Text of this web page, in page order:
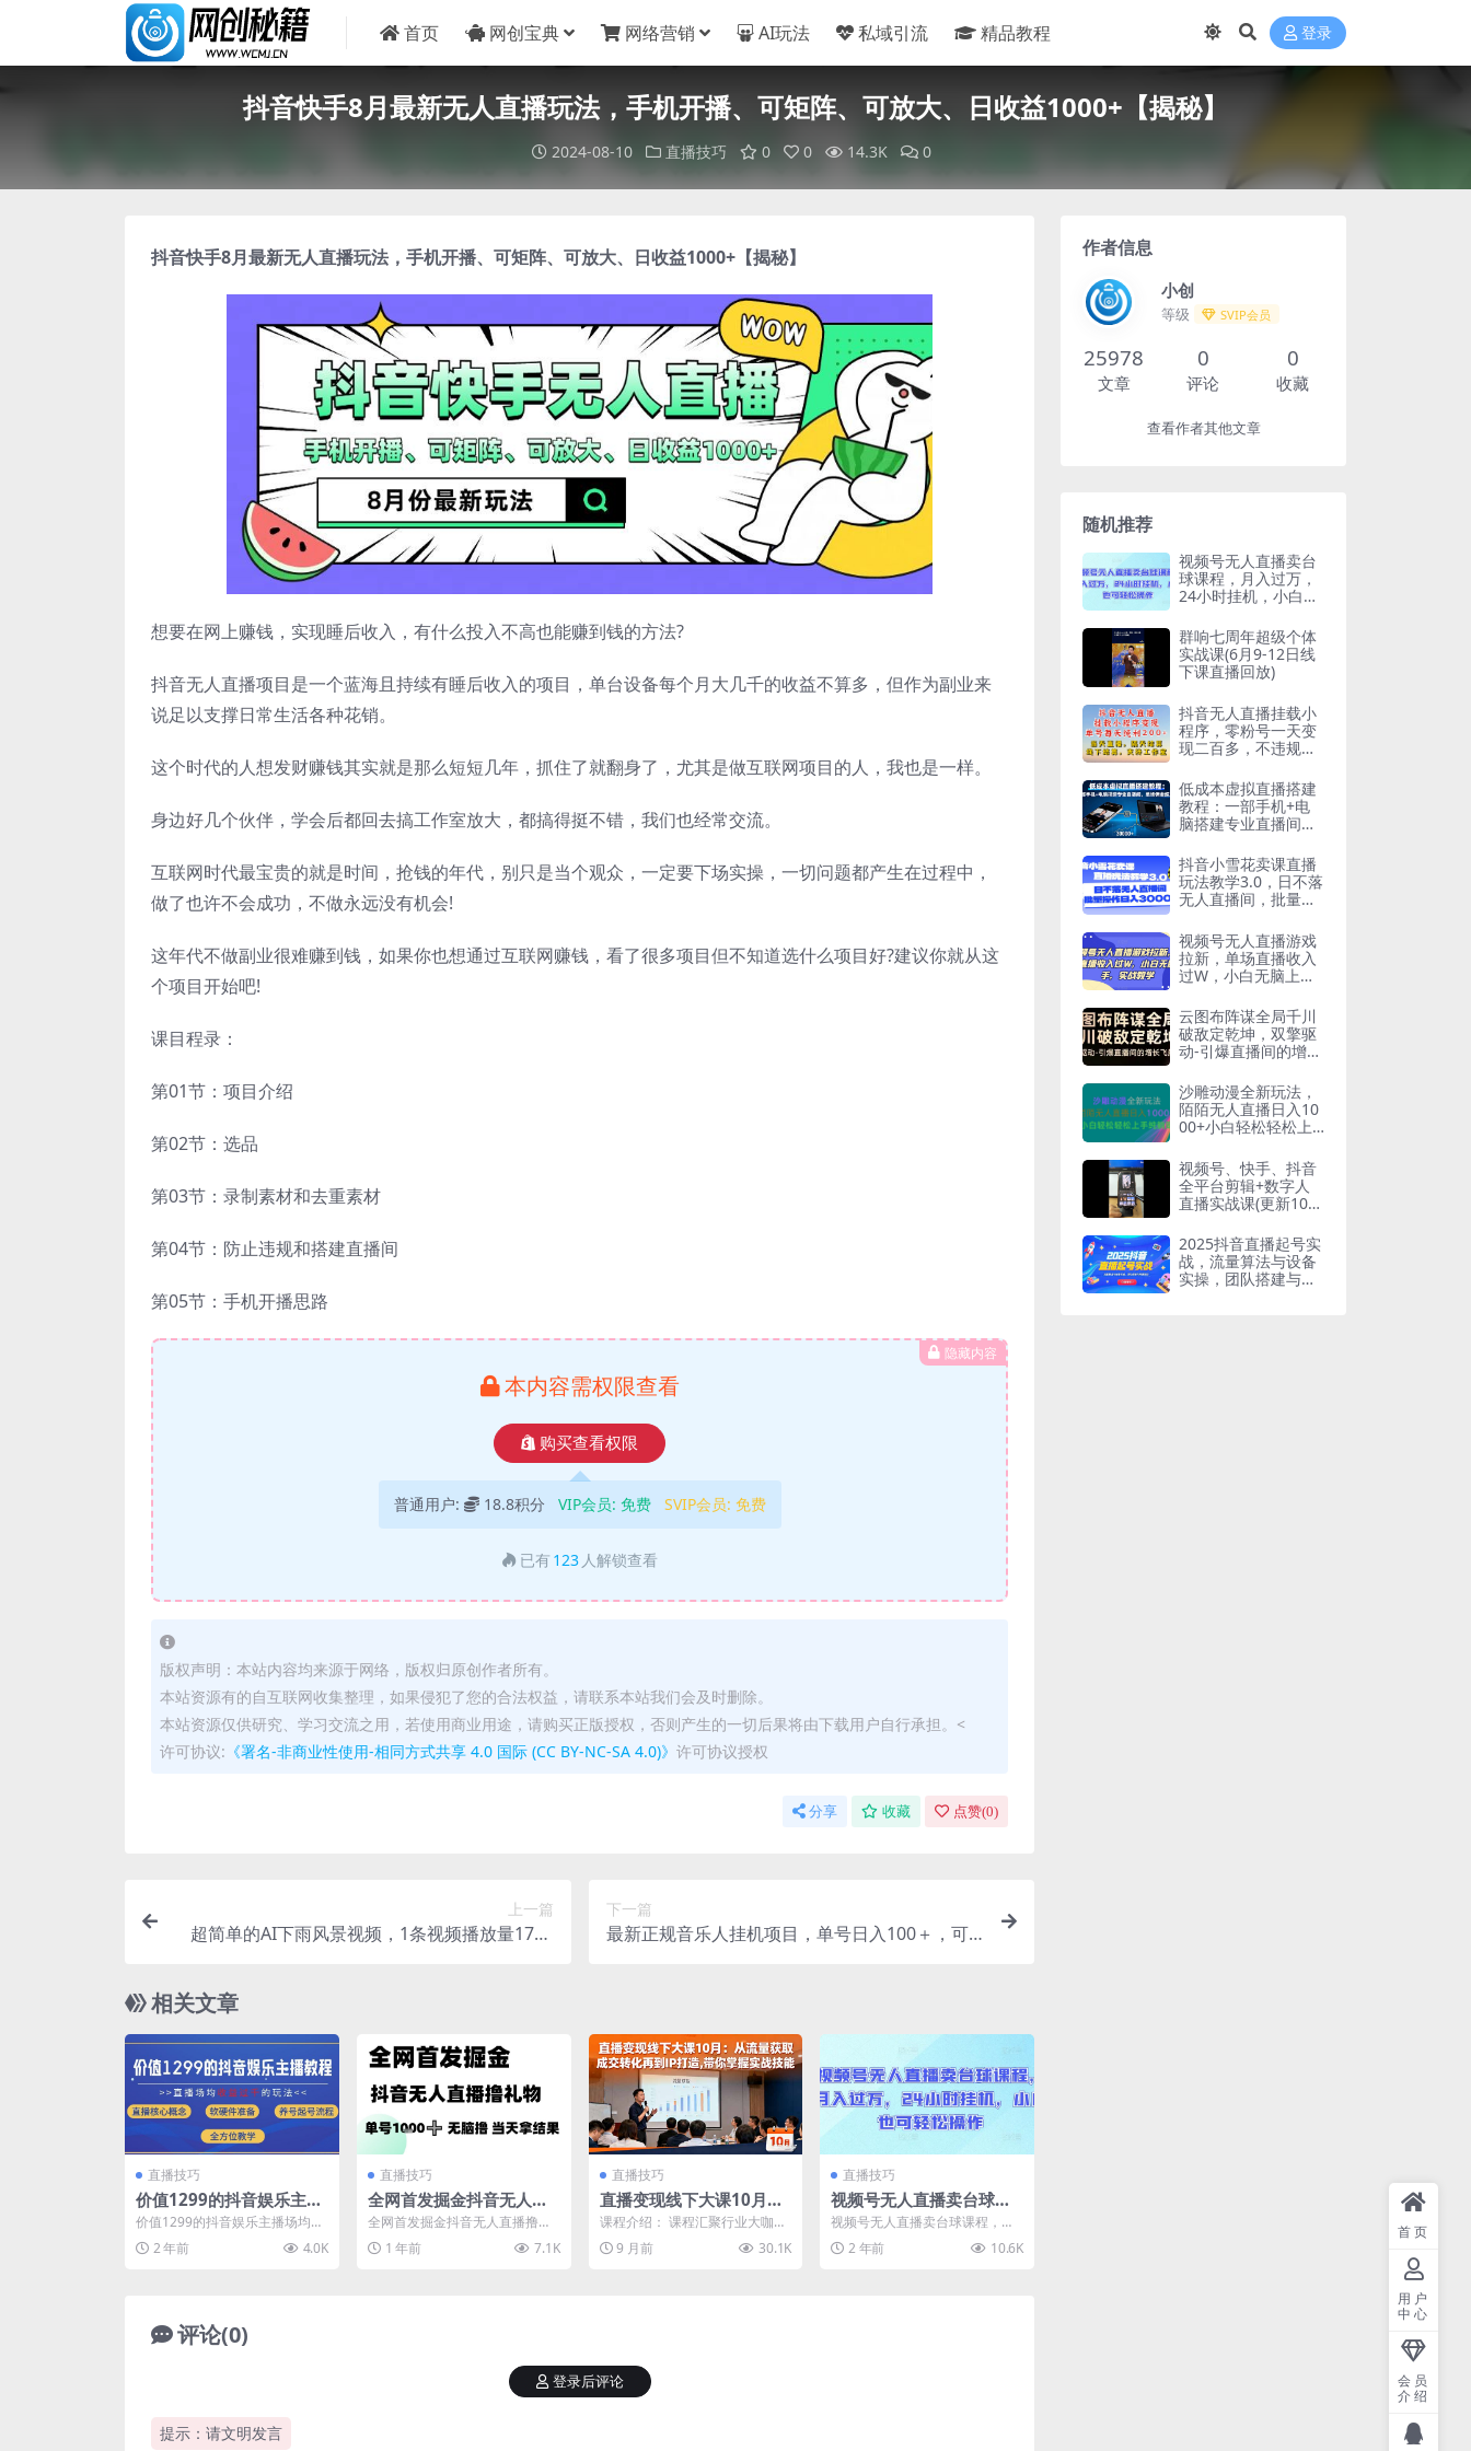
首页 网创宝典 网络营销 AI玩法 私域引流 精品教程 登录
抖音快手8月最新无人直播玩法，手机开播、可矩阵、可放大、日收益1000+【揭秘】
2024-08-10 直播技巧 0 0 14.3K 0
抖音快手8月最新无人直播玩法 ，手机开播、可矩阵、可放大、日收益1000+【揭秘】
想要在网上赚钱，实现睡后收入，有什么投入不高也能赚到钱的方法?
抖音无人直播项目是一个蓝海且持续有睡后收入的项目，单台设备每个月大几千的收益不算多，但作为副业来
说足以支撑日常生活各种花销。
这个时代的人想发财赚钱其实就是那么短短几年，抓住了就翻身了，尤其是做互联网项目的人，我也是一样。
身边好几个伙伴，学会后都回去搞工作室放大，都搞得挺不错，我们也经常交流。
互联网时代最宝贵的就是时间，抢钱的年代，别只是当个观众，一定要下场实操，一切问题都产生在过程中，
做了也许不会成功，不做永远没有机会!
这年代不做副业很难赚到钱，如果你也想通过互联网赚钱，看了很多项目但不知道选什么项目好?建议你就从这
个项目开始吧!
课目程录：
第01节：项目介绍
第02节：选品
第03节：录制素材和去重素材
第04节：防止违规和搭建直播间
第05节：手机开播思路
隐藏内容
本内容需权限查看
购买查看权限
普通用户: 18.8积分 VIP会员: 免费 SVIP会员: 免费
已有 123 人解锁查看
版权声明：本站内容均来源于网络，版权归原创作者所有。
本站资源有的自互联网收集整理，如果侵犯了您的合法权益，请联系本站我们会及时删除。
本站资源仅供研究、学习交流之用，若使用商业用途，请购买正版授权，否则产生的一切后果将由下载用户自行承担。<
许可协议: 《署名-非商业性使用-相同方式共享 4.0 国际 (CC BY-NC-SA 4.0)》 许可协议授权
分享 收藏 点赞(0)
上一篇
超简单的AI下雨风景视频，1条视频播放量1700
下一篇
最新正规音乐人挂机项目，单号日入100＋，可
相关文章
直播技巧
价值1299的抖音娱乐主播
场均直播收入过千打法教
学(8月最新)【揭秘】
价值1299的抖音娱乐主播场均直
播收入过千打法教学(8月最新)
【揭秘】 项目介绍...
2 年前 4.0K
直播技巧
全网首发掘金抖音无人直
播撸礼物，单号1k +无脑
撸，当天拿结果【揭秘】
全网首发掘金抖音无人直播撸礼
物，单号1k +无脑撸，当天拿结
果【揭秘】 项目揭秘...
1 年前 7.1K
直播技巧
直播变现线下大课10月：
从流量获取到成交转化再
到IP打造,带你掌握实战技
能
课程介绍： 课程汇聚行业大咖，
10月25日上午，刘思毅分享中心
化IP借短视频+直...
9 月前 30.1K
直播技巧
视频号无人直播卖台球课
程，月入过万，24小时挂
机，小白也可轻松操作
【揭秘】
视频号无人直播卖台球课程，月
入过万，24小时挂机，小白也可
轻松操作【揭秘】 在这...
2 年前 10.6K
评论(0)
提示：请文明发言
登录后评论
作者信息
小创
等级 SVIP会员
25978
文章
0
评论
0
收藏
查看作者其他文章
随机推荐
视频号无人直播卖台
球课程，月入过万，
24小时挂机，小白也
群响七周年超级个体
实战课(6月9-12日线
下课直播回放)
抖音无人直播挂载小
程序，零粉号一天变
现二百多，不违规也
小时起步【揭秘】
低成本虚拟直播搭建
教程：一部手机+电
脑搭建专业直播间，
抖音小雪花卖课直播
玩法教学3.0，日不落
无人直播间，批量操
视频号无人直播游戏
拉新，单场直播收入
过W，小白无脑上
云图布阵谋全局千川
破敌定乾坤，双擎驱
动-引爆直播间的增长
沙雕动漫全新玩法，
陌陌无人直播日入10
00+小白轻松轻松上
视频号、快手、抖音
全平台剪辑+数字人
直播实战课(更新10
2025抖音直播起号实
战，流量算法与设备
实操，团队搭建与预
首页
用户
中心
会员
介绍